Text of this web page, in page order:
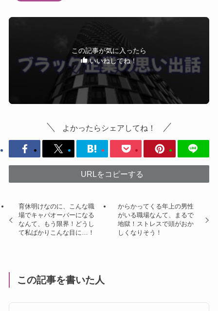
この記事が気に入ったら
いいねしてね！
よかったらシェアしてね！
URLをコピーする
育休明けなのに、こんな職
場でキャパオーバーになる
なんて、もう限界！どうし
て私ばかりこんな目に…！
からかってくる年上の男性
がいる職場なんて、まるで
地獄！ストレスで頭がおか
しくなりそう！
この記事を書いた人